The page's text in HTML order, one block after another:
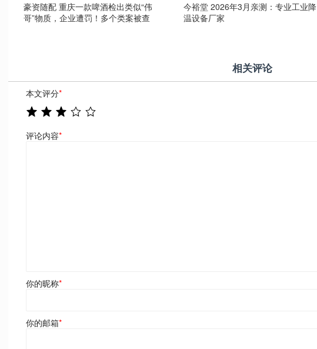
豪资随配 重庆一款啤酒检出类似“伟
哥”物质，企业遭罚！多个类案被查
今裕堂 2026年3月亲测：专业工业降
温设备厂家
相关评论
本文评分*
评论内容*
你的昵称*
你的邮箱*